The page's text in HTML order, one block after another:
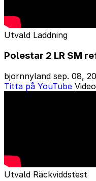
Utvald Laddning
Polestar 2 LR SM
bjornnyland sep. 08,
Titta på YouTube
Utvald Räckviddstest